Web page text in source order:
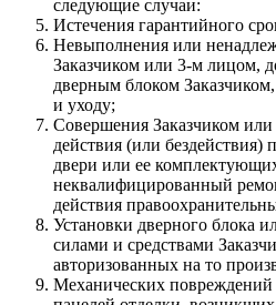
следующие случаи:
Истечения гарантийного
Невыполнения или
Заказчиком или 3-м лицом,
дверным блоком
и уходу;
Совершения Заказчиком
действия (или
двери или ее
неквалифицированный
действия
Установки дверного блока
силами и средствами
авторизованных на то
Механических повреждений